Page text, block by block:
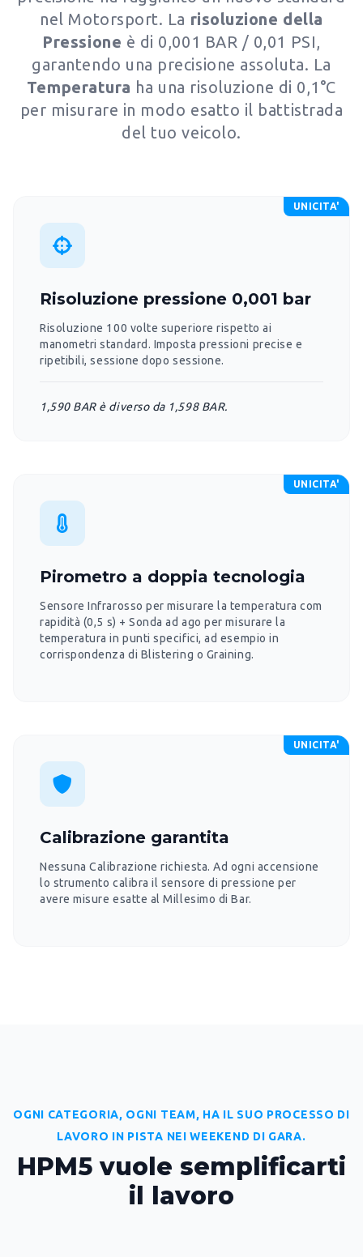
nel Motorsport. La risoluzione della
Pressione è di 0,001 BAR / 0,01 PSI,
garantendo una precisione assoluta. La
Temperatura ha una risoluzione di 0,1°C
per misurare in modo esatto il battistrada
del tuo veicolo.
UNICITA'
Risoluzione pressione 0,001 bar
Risoluzione 100 volte superiore rispetto ai
manometri standard. Imposta pressioni precise e
ripetibili, sessione dopo sessione.
1,590 BAR è diverso da 1,598 BAR.
UNICITA'
Pirometro a doppia tecnologia
Sensore Infrarosso per misurare la temperatura com
rapidità (0,5 s) + Sonda ad ago per misurare la
temperatura in punti specifici, ad esempio in
corrispondenza di Blistering o Graining.
UNICITA'
Calibrazione garantita
Nessuna Calibrazione richiesta. Ad ogni accensione
lo strumento calibra il sensore di pressione per
avere misure esatte al Millesimo di Bar.
OGNI CATEGORIA, OGNI TEAM, HA IL SUO PROCESSO DI
LAVORO IN PISTA NEI WEEKEND DI GARA.
HPM5 vuole semplificarti
il lavoro